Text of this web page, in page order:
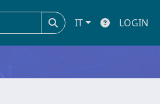
IT LOGIN